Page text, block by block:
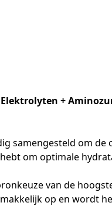
Elektrolyten +
samengesteld om
om optimale
van de
op en wordt